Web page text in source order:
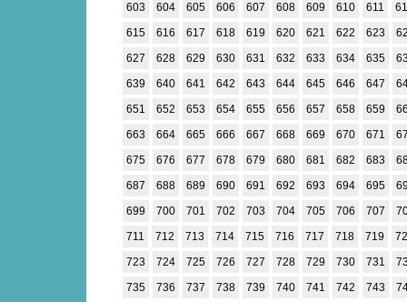
603
604 605 606 607 608 609 610 611
615
616 617 618 619 620 621 622 623
627
628 629 630 631 632 633 634 635
639
640 641 642 643 644 645 646 647
651
652 653 654 655 656 657 658 659
663
664 665 666 667 668 669 670 671
675
676 677 678 679 680 681 682 683
687
688 689 690 691 692 693 694 695
699
700 701 702 703 704 705 706 707
711
712 713 714 715 716 717 718 719
723
724 725 726 727 728 729 730 731
735
736 737 738 739 740 741 742 743